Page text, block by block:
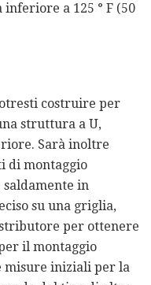
a 125 ° F (50
costruire per
struttura a U,
Sarà inoltre
di montaggio
in
su una griglia,
per ottenere
il montaggio
misure iniziali per la